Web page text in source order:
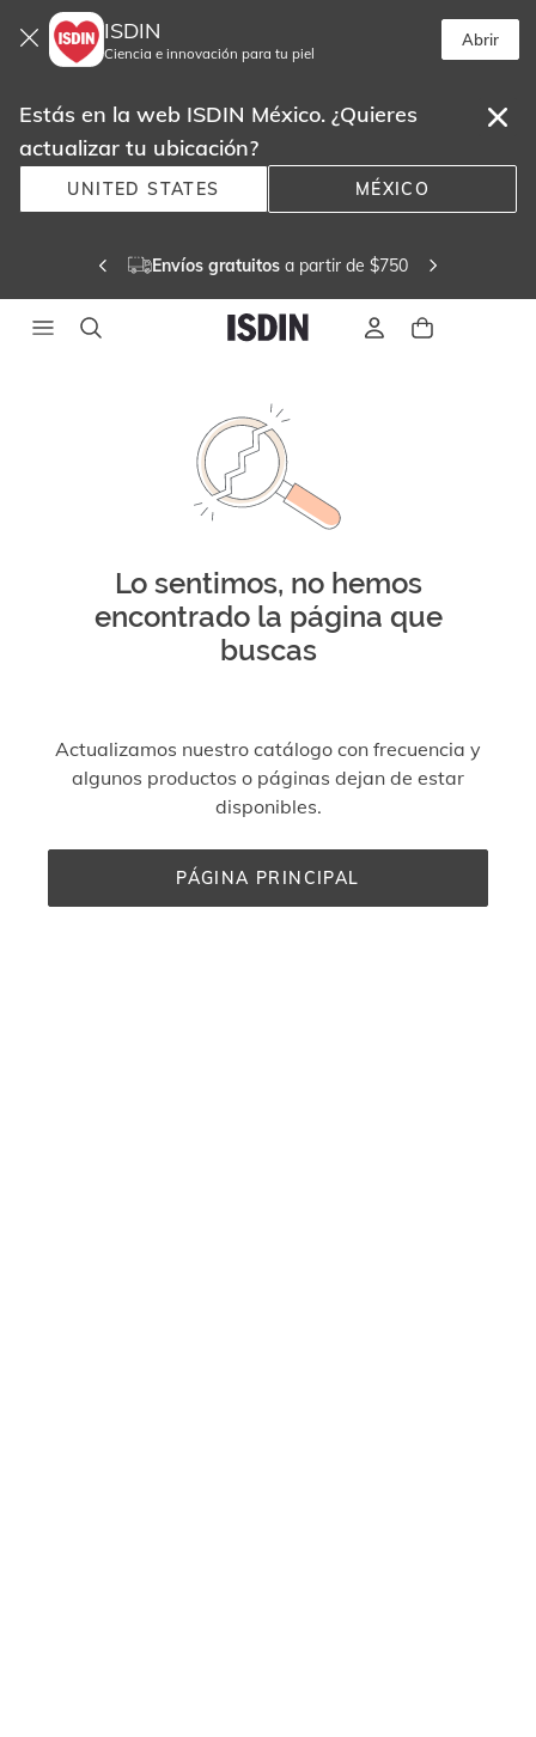
ISDIN
Ciencia e innovación para tu piel
Abrir
Estás en la web ISDIN México. ¿Quieres
actualizar tu ubicación?
UNITED STATES MÉXICO
Únete a LOVE ISDIN
y disfruta de los
beneficios ¡Te regalamos 300 puntos!
Lo sentimos, no hemos
encontrado la página que
buscas
Actualizamos nuestro catálogo con frecuencia y
algunos productos o páginas dejan de estar
disponibles.
PÁGINA PRINCIPAL